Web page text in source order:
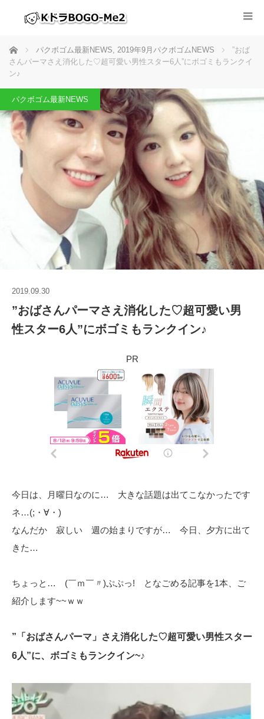
ホーム パクボゴム最新NEWS, 2019年9月パクボゴムNEWS
”おば
さんパーマさえ消化した♡超可愛い男性スター6人”にボゴミもランクイ
ン♪
パクボゴム最新NEWS
2019.09.30
”おばさんパーマさえ消化した♡超可愛い男
性スター6人”にボゴミもランクイン♪
PR
今日は、月曜日なのに… 大きな話題は出てこなかったです
ネ…(;・∀・)
なんだか 寂しい 週の始まりですが… 今日、夕方に出て
きた…
ちょっと… (￣ｍ￣〃)ぷぷっ! となごめる記事を1本、ご
紹介します~~ｗｗ
”「おばさんパーマ」さえ消化した♡超可愛い男性スター
6人”に、ボゴミもランクイン~♪